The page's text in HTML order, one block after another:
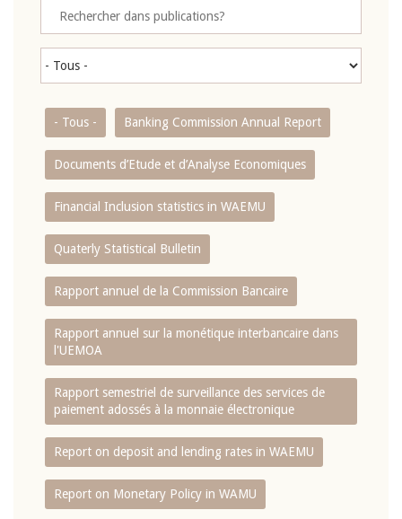
- Tous - Banking Commission Annual Report
Documents d’Etude et d’Analyse Economiques
Financial Inclusion statistics in WAEMU
Quaterly Statistical Bulletin
Rapport annuel de la Commission Bancaire
Rapport annuel sur la monétique interbancaire dans
l'UEMOA
Rapport semestriel de surveillance des services de
paiement adossés à la monnaie électronique
Report on deposit and lending rates in WAEMU
Report on Monetary Policy in WAMU